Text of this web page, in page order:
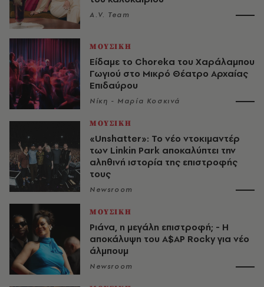
A.V. Team
ΜΟΥΣΙΚΗ
Είδαμε το Choreka του Χαράλαμπου
Γωγιού στο Μικρό Θέατρο Αρχαίας
Επιδαύρου
Νίκη - Μαρία Κοσκινά
ΜΟΥΣΙΚΗ
«Unshatter»: Το νέο ντοκιμαντέρ
των Linkin Park αποκαλύπτει την
αληθινή ιστορία της επιστροφής
τους
Newsroom
ΜΟΥΣΙΚΗ
Ριάνα, η μεγάλη επιστροφή; - Η
αποκάλυψη του A$AP Rocky για νέο
άλμπουμ
Newsroom